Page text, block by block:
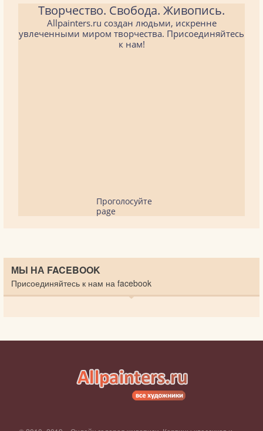
Творчество. Свобода. Живопись.
Allpainters.ru создан людьми, искренне
увлеченными миром творчества. Присоединяйтесь
к нам!
Проголосуйте
page
МЫ НА FACEBOOK
Присоединяйтесь к нам на facebook